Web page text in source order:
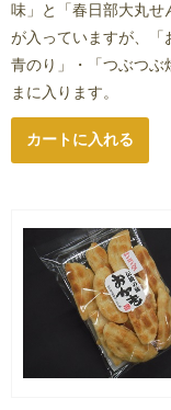
味」と「春日部大丸せ
が入っていますが、「
青のり」・「つぶつぶ
まに入ります。
カートに入れる